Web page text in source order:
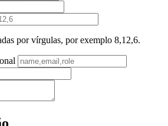
por vírgulas, por exemplo 8,12,6.